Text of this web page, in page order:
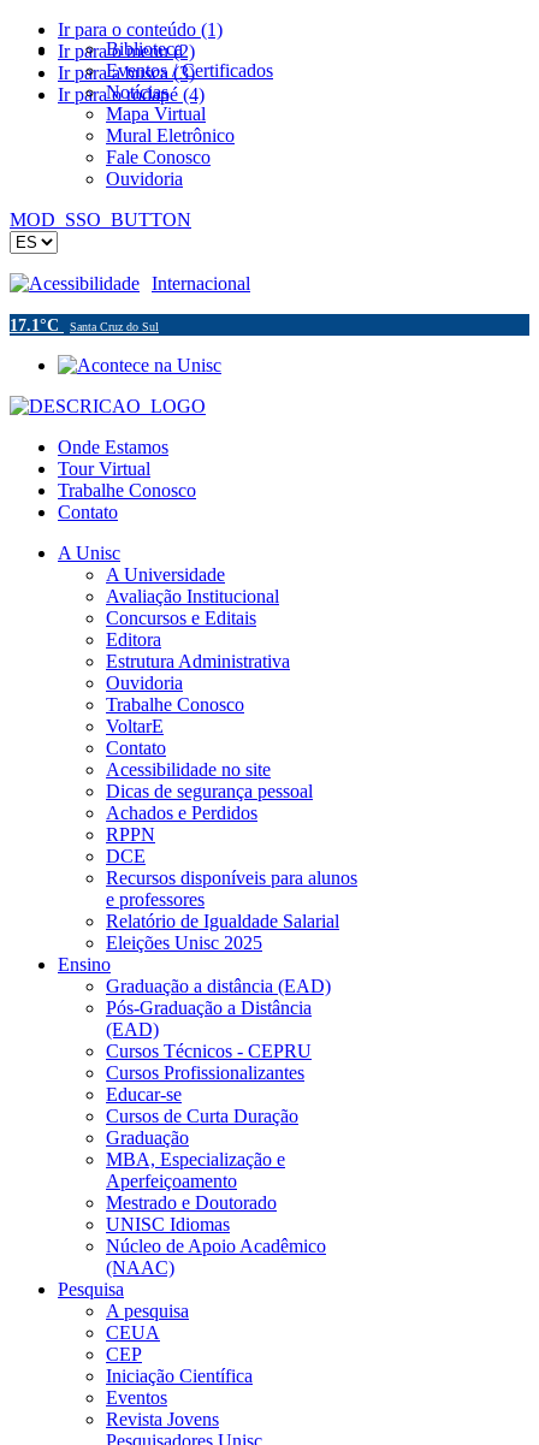
Ir para o conteúdo (1)
Ir para o menu (2)
Ir para a busca (3)
Ir para o rodapé (4)
Biblioteca
Eventos / Certificados
Notícias
Mapa Virtual
Mural Eletrônico
Fale Conosco
Ouvidoria
MOD_SSO_BUTTON
Acessibilidade Internacional
17.1°C Santa Cruz do Sul
Onde Estamos
Tour Virtual
Trabalhe Conosco
Contato
A Unisc
A Universidade
Avaliação Institucional
Concursos e Editais
Editora
Estrutura Administrativa
Ouvidoria
Trabalhe Conosco
VoltarE
Contato
Acessibilidade no site
Dicas de segurança pessoal
Achados e Perdidos
RPPN
DCE
Recursos disponíveis para alunos
e professores
Relatório de Igualdade Salarial
Eleições Unisc 2025
Ensino
Graduação a distância (EAD)
Pós-Graduação a Distância
(EAD)
Cursos Técnicos - CEPRU
Cursos Profissionalizantes
Educar-se
Cursos de Curta Duração
Graduação
MBA, Especialização e
Aperfeiçoamento
Mestrado e Doutorado
UNISC Idiomas
Núcleo de Apoio Acadêmico
(NAAC)
Pesquisa
A pesquisa
CEUA
CEP
Iniciação Científica
Eventos
Revista Jovens
Pesquisadores Unisc